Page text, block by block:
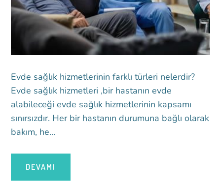
Evde sağlık hizmetlerinin farklı türleri nelerdir?
Evde sağlık hizmetleri ,bir hastanın evde
alabileceği evde sağlık hizmetlerinin kapsamı
sınırsızdır. Her bir hastanın durumuna bağlı olarak
bakım, he...
DEVAMI